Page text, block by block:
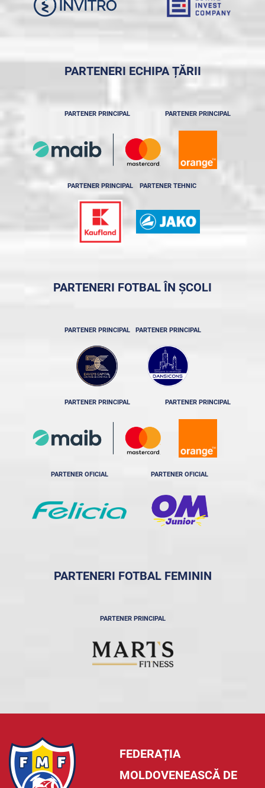
PARTENERI ECHIPA ȚĂRII
PARTENER PRINCIPAL PARTENER PRINCIPAL
PARTENER PRINCIPAL PARTENER TEHNIC
PARTENERI FOTBAL ÎN ȘCOLI
PARTENER PRINCIPAL PARTENER PRINCIPAL
PARTENER PRINCIPAL PARTENER PRINCIPAL
PARTENER OFICIAL PARTENER OFICIAL
PARTENERI FOTBAL FEMININ
PARTENER PRINCIPAL
FEDERAȚIA
MOLDOVENEASCĂ DE